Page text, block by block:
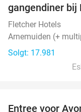
gangendiner bij
Fletcher Hotels
Arnemuiden (+
Solgt: 17.981
Entree voor